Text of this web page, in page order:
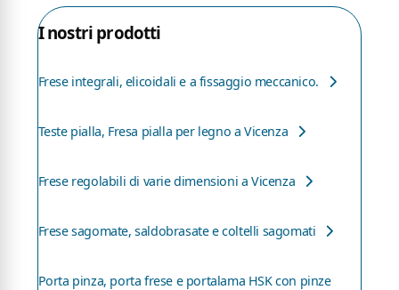
I nostri prodotti
Frese integrali, elicoidali e a fissaggio meccanico.
Teste pialla, Fresa pialla per legno a Vicenza
Frese regolabili di varie dimensioni a Vicenza
Frese sagomate, saldobrasate e coltelli sagomati
Porta pinza, porta frese e portalama HSK con pinze